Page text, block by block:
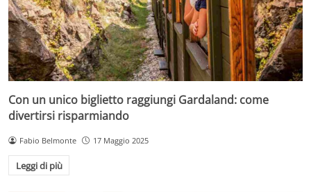
Con un unico biglietto raggiungi Gardaland: come
divertirsi risparmiando
Fabio Belmonte 17 Maggio 2025
Leggi di più